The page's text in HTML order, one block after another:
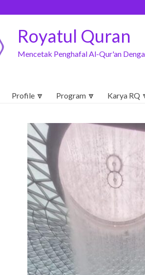
Royatul Quran
Mencetak Penghafal Al-Qur'an
Profile 🔽 Program 🔽 Karya RQ